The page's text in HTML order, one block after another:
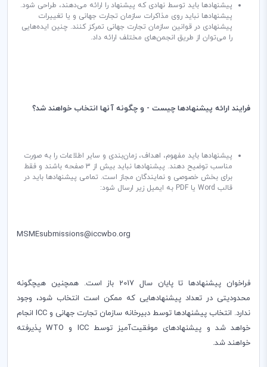
پیشنهادها باید توسط نهادی که پیشنهاد را ارائه می‌دهند، طراحی شود.
پیشنهادها نباید روی مذاکرات سازمان تجارت جهانی و یا تغییرات
پیشنهادی در قوانین سازمان تجارت جهانی تمرکز کنند. چنین ایده‌هایی
را می‌توان از طریق انجمن‌های مختلف ارائه داد.
فرایند ارائه پیشنهادها چیست - و چگونه آنها انتخاب خواهند شد؟
پیشنهادها باید مفهوم، اهداف، زما‌ن‌بندی و سایر اطلاعات را به صورت
مناسب توضیح دهند. پیشنهادها نباید بیش از 3 صفحه باشند و فقط
برای بخش خصوصی و نمایندگان مجاز است. تمامی پیشنهادها باید در
قالب Word یا PDF به ایمیل زیر ارسال شود:
MSMEsubmissions@iccwbo.org
فراخوان پیشنهادها تا پایان سال 2017 باز است. همچنین هیچگونه
محدودیتی در تعداد پیشنهادهایی که ممکن است انتخاب شود، وجود
ندارد. انتخاب پیشنهادها توسط دبیرخانه سازمان تجارت جهانی و ICC انجام
خواهد شد و پیشنهادهای موفقیت‌آمیز توسطICC و WTOپذیرفته
خواهند شد.